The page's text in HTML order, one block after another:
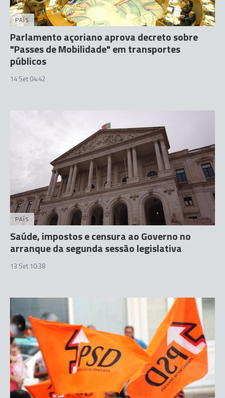
PAÍS
Parlamento açoriano aprova decreto sobre
"Passes de Mobilidade" em transportes
públicos
14 Set 04:42
PAÍS
Saúde, impostos e censura ao Governo no
arranque da segunda sessão legislativa
13 Set 10:38